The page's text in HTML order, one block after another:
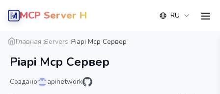
MCP Server Hub RU
Главная Servers Piapi Mcp Сервер
Piapi Mcp Сервер
Создано
apinetwork
Обзор Деталь Альтернатива